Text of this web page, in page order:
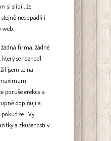
si slíbil, že
nedopadli i
web.
firma, žádné
se rozhodl
jsem se na
poruše erekce a
doplňuji a
se i Vy
a zkušenosti v